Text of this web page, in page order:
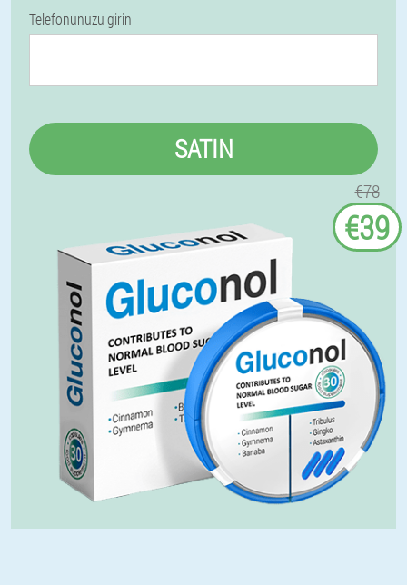
Telefonunuzu girin
SATIN
€78
€39